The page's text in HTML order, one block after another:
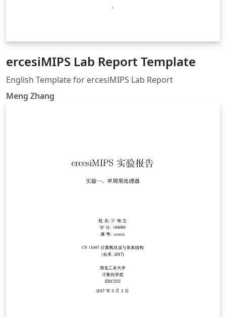
ercesiMIPS Lab Report Template
English Template for ercesiMIPS Lab Report
Meng Zhang